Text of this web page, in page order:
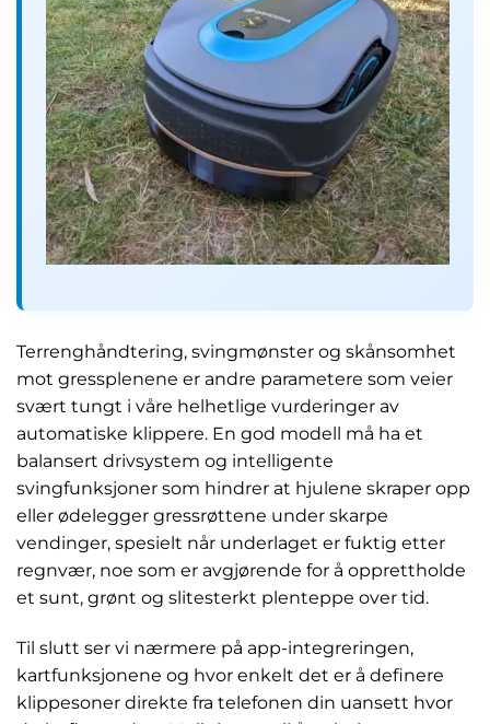
Terrenghåndtering, svingmønster og skånsomhet
mot gressplenene er andre parametere som veier
svært tungt i våre helhetlige vurderinger av
automatiske klippere. En god modell må ha et
balansert drivsystem og intelligente
svingfunksjoner som hindrer at hjulene skraper opp
eller ødelegger gressrøttene under skarpe
vendinger, spesielt når underlaget er fuktig etter
regnvær, noe som er avgjørende for å opprettholde
et sunt, grønt og slitesterkt plenteppe over tid.
Til slutt ser vi nærmere på app-integreringen,
kartfunksjonene og hvor enkelt det er å definere
klippesoner direkte fra telefonen din uansett hvor